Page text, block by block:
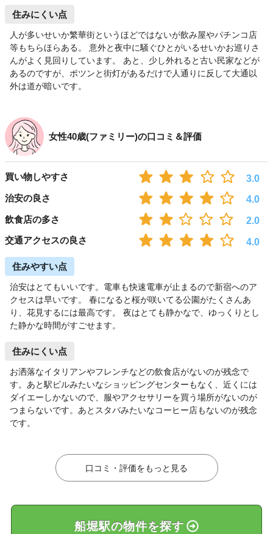
住みにくい点
人が多いせいか繁華街というほどではないが飲み屋やパチンコ店
等もちらほらある。 意外と夜中に騒ぐひとがいるせいかお巡りさ
んがよく見回りしています。 あと、少し外れると古い民家などが
あるのですが、ポツンと街灯があるだけで人通りに反して大通以
外は道が暗いです。
女性40歳(ファミリー)の口コミ＆評価
買い物しやすさ
3.0
治安の良さ
4.0
飲食店の多さ
2.0
交通アクセスの良さ
4.0
住みやすい点
治安はとてもいいです。電車も快速電車が止まるので新宿へのア
クセスは早いです。 春になると桜が咲いてる公園がたくさんあ
り、花見するには最高です。 夜はとても静かなで、ゆっくりとし
た静かな時間がすごせます。
住みにくい点
お洒落なイタリアンやフレンチなどの飲食店がないのが残念で
す。あと駅ビルみたいなショッピングセンターもなく、近くには
ダイエーしかないので、服やアクセサリーを買う場所がないのが
つまらないです。あとスタバみたいなコーヒー店もないのが残念
です。
口コミ・評価をもっと見る
船堀駅の物件を探す